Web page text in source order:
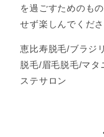
を過ごすためのも
せず楽しんでくださ
恵比寿脱毛/ブラジ
脱毛/眉毛脱毛/マタ
ステサロン